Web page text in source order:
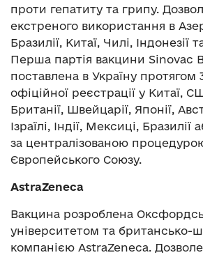
проти гепатиту та грипу.
екстреного використання в
Бразилії, Китаї, Чилі, Індонезії
Перша партія вакцини Sinovac
поставлена в Україну протягом
офіційної реєстрації у Китаї,
Британії, Швейцарії, Японії,
Ізраїлі, Індії, Мексиці, Бразилії
за централізованою
Європейського Союзу.
AstraZeneca
Вакцина розроблена
університетом та британсько-
компанією AstraZeneca.